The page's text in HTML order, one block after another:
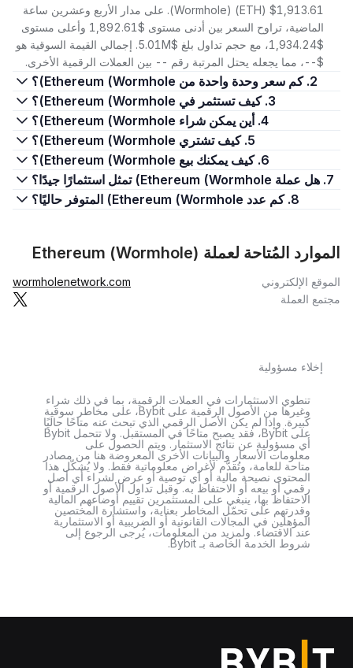
(Wormhole) (ETH) $1,913.61. على مدار الأربع وعشرين ساعة
الماضية، تراوح السعر بين أدنى مستوى $1,892.61 وأعلى مستوى
$1,934.24، مع حجم تداول بلغ $5.01M. إجمالي القيمة السوقية هو
$--، مما يجعله يحتل المرتبة رقم -- بين العملات الرقمية الأخرى.
2. كم سعر وحدة واحدة من Ethereum (Wormhole)؟
3. كيف تستثمر في Ethereum (Wormhole)؟
4. أين يمكن شراء Ethereum (Wormhole)؟
5. كيف تشتري Ethereum (Wormhole)؟
6. كيف يمكنك بيع Ethereum (Wormhole)؟
7. هل عملة Ethereum (Wormhole) تمثل استثمارًا جيدًا؟
8. كم عدد Ethereum (Wormhole) المتوفر حاليًا؟
الموارد المُتاحة لعملة Ethereum (Wormhole)
الموقع الإلكتروني
wormholenetwork.com
مجتمع العملة
إخلاء مسؤولية
تنطوي الاستثمارات في العملات الرقمية، بما في ذلك شراء
وغيرها من الأصول الرقمية على Bybit، على مخاطر سوقية
كبيرة. وإذا لم يكن الأصل الرقمي الذي تبحث عنه متاحًا حاليًا
على Bybit، فقد يصبح متاحًا في المستقبل. ولا تتحمل Bybit
أي مسؤولية عن نتائج الاستثمار. ويتم الحصول على
معلومات الأسعار والبيانات الأخرى المعروضة هنا من مصادر
متاحة للعامة، وتُقدَّم لأغراض معلوماتية فقط. ولا يُشكّل هذا
المحتوى نصيحة مالية أو أي توصية أو عرض لشراء أي أصل
رقمي أو بيعه أو الاحتفاظ به. وقبل تداول الأصول الرقمية أو
الاحتفاظ بها، ينبغي على المستثمرين تقييم أوضاعهم المالية
وقدرتهم على تحمّل المخاطر بعناية، واستشارة المختصين
المؤهلين في المجالات القانونية أو الضريبية أو الاستثمارية
عند الاقتضاء. ولمزيد من المعلومات، يُرجى الرجوع إلى
شروط الخدمة الخاصة بـ Bybit.